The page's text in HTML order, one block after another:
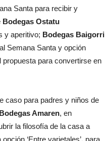
Santa para recibir y
Bodegas Ostatu
y aperitivo; Bodegas Baigorri
Semana Santa y opción
para convertirse en
caso para padres y niños de
Bodegas Amaren, en
la filosofía de la casa a